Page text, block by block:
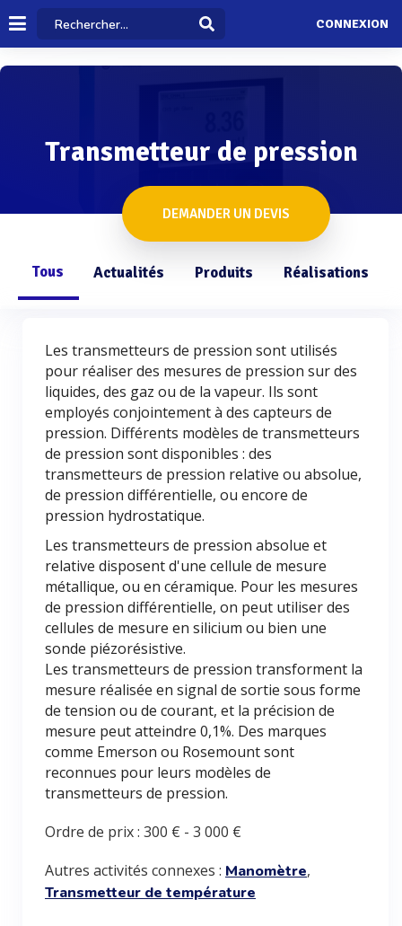
CONNEXION
Transmetteur de pression
DEMANDER UN DEVIS
Tous Actualités Produits Réalisations
Les transmetteurs de pression sont utilisés
pour réaliser des mesures de pression sur des
liquides, des gaz ou de la vapeur. Ils sont
employés conjointement à des capteurs de
pression. Différents modèles de transmetteurs
de pression sont disponibles : des
transmetteurs de pression relative ou absolue,
de pression différentielle, ou encore de
pression hydrostatique.
Les transmetteurs de pression absolue et
relative disposent d'une cellule de mesure
métallique, ou en céramique. Pour les mesures
de pression différentielle, on peut utiliser des
cellules de mesure en silicium ou bien une
sonde piézorésistive.
Les transmetteurs de pression transforment la
mesure réalisée en signal de sortie sous forme
de tension ou de courant, et la précision de
mesure peut atteindre 0,1%. Des marques
comme Emerson ou Rosemount sont
reconnues pour leurs modèles de
transmetteurs de pression.
Ordre de prix : 300 € - 3 000 €
Autres activités connexes : Manomètre,
Transmetteur de température